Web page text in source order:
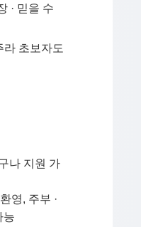
· 믿을 수
라 초보자도
나 지원 가
영, 주부 ·
능